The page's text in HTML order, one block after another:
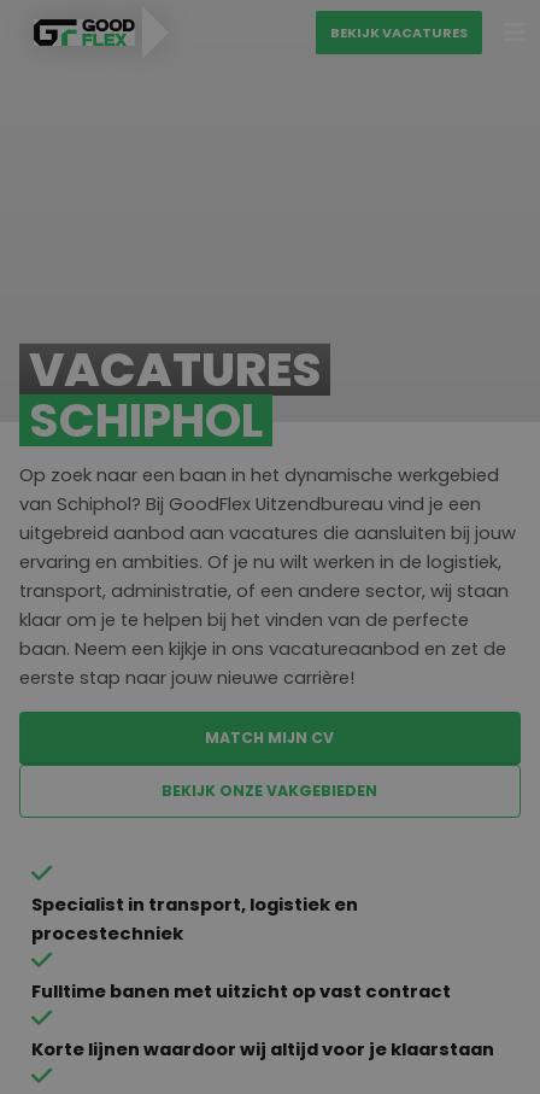
BEKIJK VACATURES
Diensten
Uitzenden
Detacheren
Werving & selectie
Over ons
Ons sollicitatieproces
Blogs
Contact
VACATURES
SCHIPHOL
Op zoek naar een baan in het dynamische werkgebied
van Schiphol? Bij GoodFlex Uitzendbureau vind je een
uitgebreid aanbod aan vacatures die aansluiten bij jouw
ervaring en ambities. Of je nu wilt werken in de logistiek,
transport, administratie, of een andere sector, wij staan
klaar om je te helpen bij het vinden van de perfecte
baan. Neem een kijkje in ons vacatureaanbod en zet de
eerste stap naar jouw nieuwe carrière!
MATCH MIJN CV
BEKIJK ONZE VAKGEBIEDEN
Specialist in transport, logistiek en
procestechniek
Fulltime banen met uitzicht op vast contract
Korte lijnen waardoor wij altijd voor je klaarstaan